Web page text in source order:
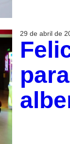
29 de abril de